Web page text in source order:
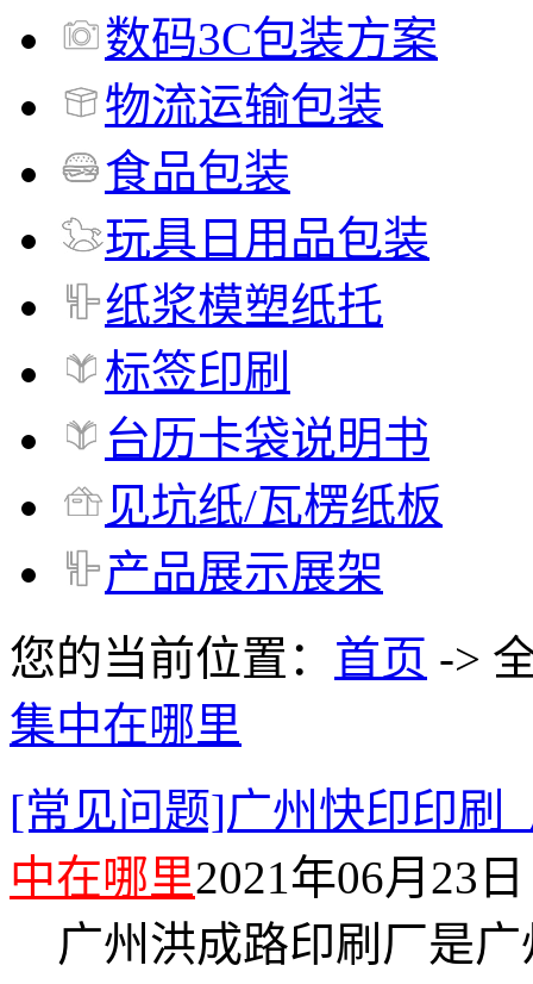
数码3C包装方案
物流运输包装
食品包装
玩具日用品包装
纸浆模塑纸托
标签印刷
台历卡袋说明书
见坑纸/瓦楞纸板
产品展示展架
您的当前位置： 首页 ->
集中在哪里
[常见问题]广州快印印刷
中在哪里2021年06月23
广州洪成路印刷厂是